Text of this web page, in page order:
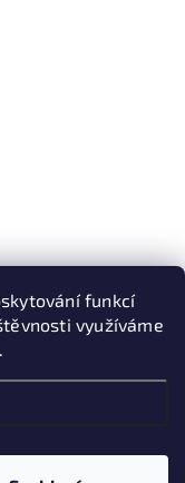
funkcí
využíváme
.